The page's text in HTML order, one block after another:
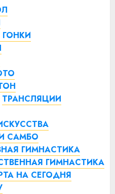
ТРАНСЛЯЦИИ
САМБО
ГИМНАСТИКА
ГИМНАСТИКА
НА СЕГОДНЯ